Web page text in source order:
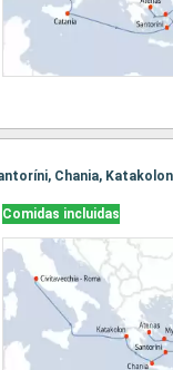
Chania,
Comidas incluidas